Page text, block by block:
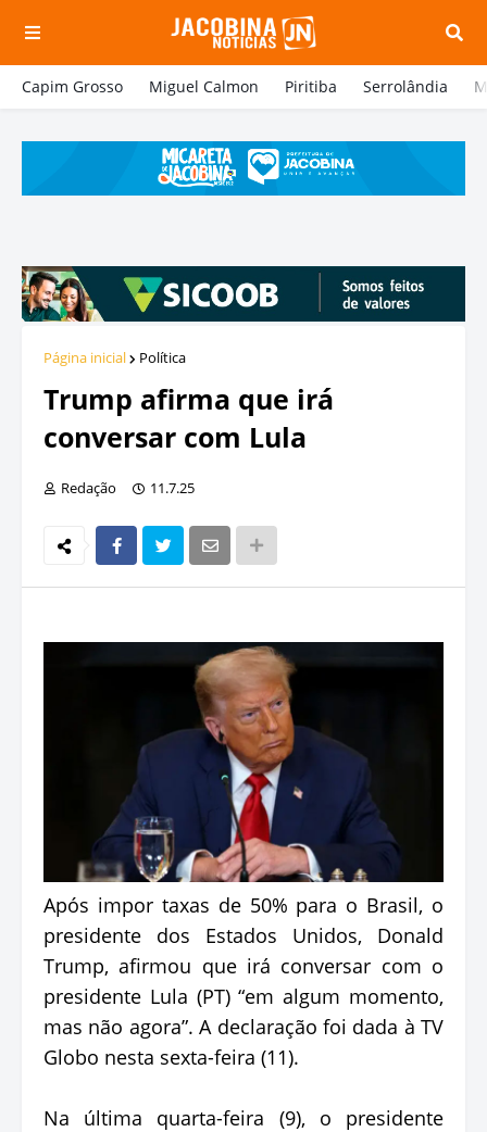
Capim Grosso Miguel Calmon Piritiba Serrolândia
Página inicial Política
Trump afirma que irá
conversar com Lula
Redação 11.7.25
Após impor taxas de 50% para o Brasil, o
presidente dos Estados Unidos, Donald
Trump, afirmou que irá conversar com o
presidente Lula (PT) “em algum momento,
mas não agora”. A declaração foi dada à TV
Globo nesta sexta-feira (11).
Na última quarta-feira (9), o presidente